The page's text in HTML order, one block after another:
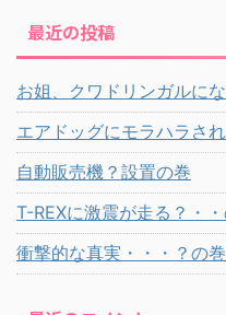
最近の投稿
お姐、クワドリンガルに
エアドッグにモラハラさ
自動販売機？設置の巻
T-REXに激震が走る？・
衝撃的な真実・・・？の巻